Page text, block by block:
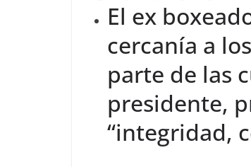
El ex
cercanía a
parte de las
presidente,
“integridad,